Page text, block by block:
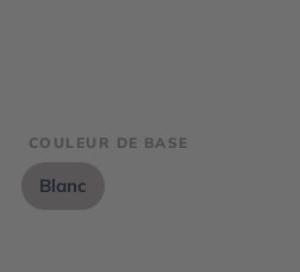
COULEUR DE BASE
Blanc